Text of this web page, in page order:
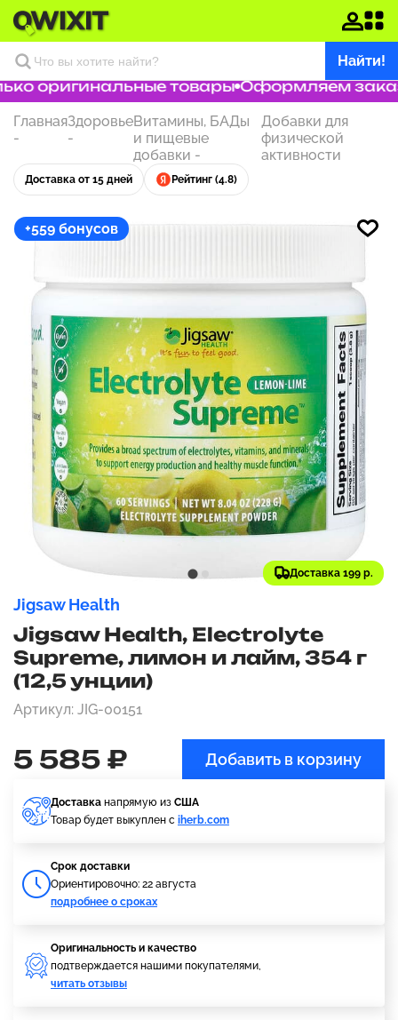
Найти!
оригинальные товары Оформляем заказ
Главная
-
Здоровье
-
Витамины, БАДы
и пищевые
добавки -
Добавки для
физической
активности
Доставка от 15 дней Рейтинг (4.8)
+559 бонусов
Доставка 199 р.
Jigsaw Health
Jigsaw Health, Electrolyte
Supreme, лимон и лайм, 354 г
(12,5 унции)
Артикул: JIG-00151
5 585 ₽ Добавить в корзину
Доставка напрямую из США
Товар будет выкуплен с iherb.com
Cрок доставки
Ориентировочно: 22 августа
подробнее о сроках
Оригинальность и качество
подтверждается нашими покупателями,
читать отзывы